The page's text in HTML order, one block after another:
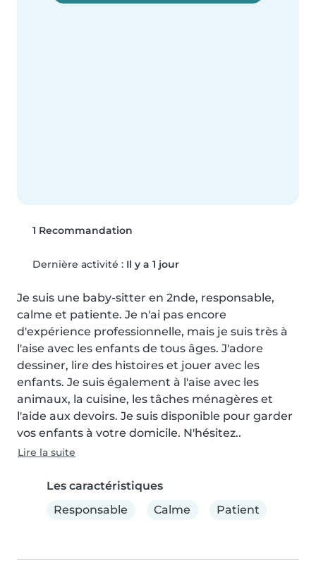
1 Recommandation
Dernière activité : Il y a 1 jour
Je suis une baby-sitter en 2nde, responsable,
calme et patiente. Je n'ai pas encore
d'expérience professionnelle, mais je suis très à
l'aise avec les enfants de tous âges. J'adore
dessiner, lire des histoires et jouer avec les
enfants. Je suis également à l'aise avec les
animaux, la cuisine, les tâches ménagères et
l'aide aux devoirs. Je suis disponible pour garder
vos enfants à votre domicile. N'hésitez..
Lire la suite
Les caractéristiques
Responsable
Calme Patient